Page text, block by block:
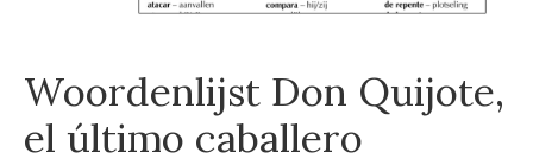
Woordenlijst Don Quijote,
el último caballero